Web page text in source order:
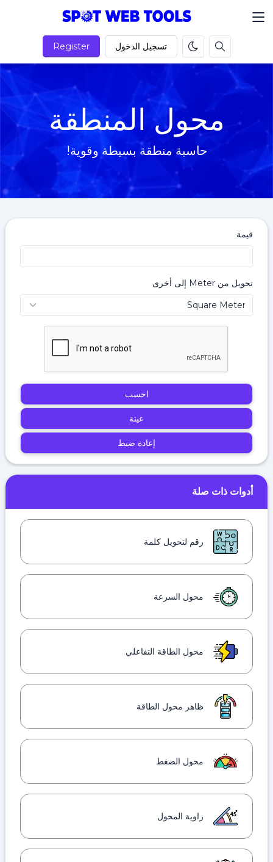
تسجيل الدخول Register
محول المنطقة
حاسبة منطقة بسيطة وقوية!
قيمة
تحويل من Meter إلى أخرى
احسب
عينة
إعادة ضبط
أدوات ذات صلة
رقم لتحويل كلمة
محول السرعة
محول الطاقة التفاعلي
ظاهر محول الطاقة
محول الضغط
زاوية المحول